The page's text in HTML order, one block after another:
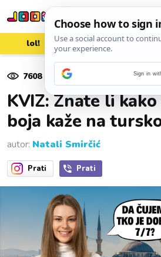
lol! aww
7608pregleda
KVIZ: Znate li
boja kaže na
autor: Natali Smirčić
Prati Prati
Sign in